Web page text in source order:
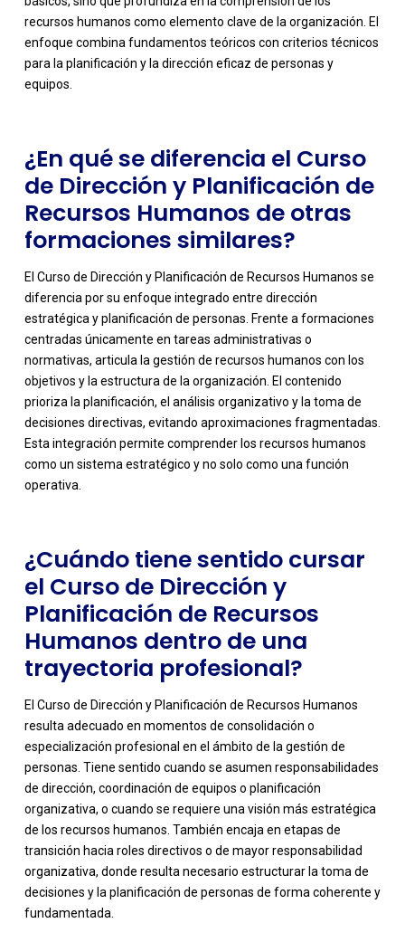
recursos humanos como elemento clave de la organización. El
enfoque combina fundamentos teóricos con criterios técnicos
para la planificación y la dirección eficaz de personas y
equipos.
-
¿En qué se diferencia el Curso
de Dirección y Planificación de
Recursos Humanos de otras
formaciones similares?
El Curso de Dirección y Planificación de Recursos Humanos se
diferencia por su enfoque integrado entre dirección
estratégica y planificación de personas. Frente a formaciones
centradas únicamente en tareas administrativas o
normativas, articula la gestión de recursos humanos con los
objetivos y la estructura de la organización. El contenido
prioriza la planificación, el análisis organizativo y la toma de
decisiones directivas, evitando aproximaciones fragmentadas.
Esta integración permite comprender los recursos humanos
como un sistema estratégico y no solo como una función
operativa.
-
¿Cuándo tiene sentido cursar
el Curso de Dirección y
Planificación de Recursos
Humanos dentro de una
trayectoria profesional?
El Curso de Dirección y Planificación de Recursos Humanos
resulta adecuado en momentos de consolidación o
especialización profesional en el ámbito de la gestión de
personas. Tiene sentido cuando se asumen responsabilidades
de dirección, coordinación de equipos o planificación
organizativa, o cuando se requiere una visión más estratégica
de los recursos humanos. También encaja en etapas de
transición hacia roles directivos o de mayor responsabilidad
organizativa, donde resulta necesario estructurar la toma de
decisiones y la planificación de personas de forma coherente y
fundamentada.